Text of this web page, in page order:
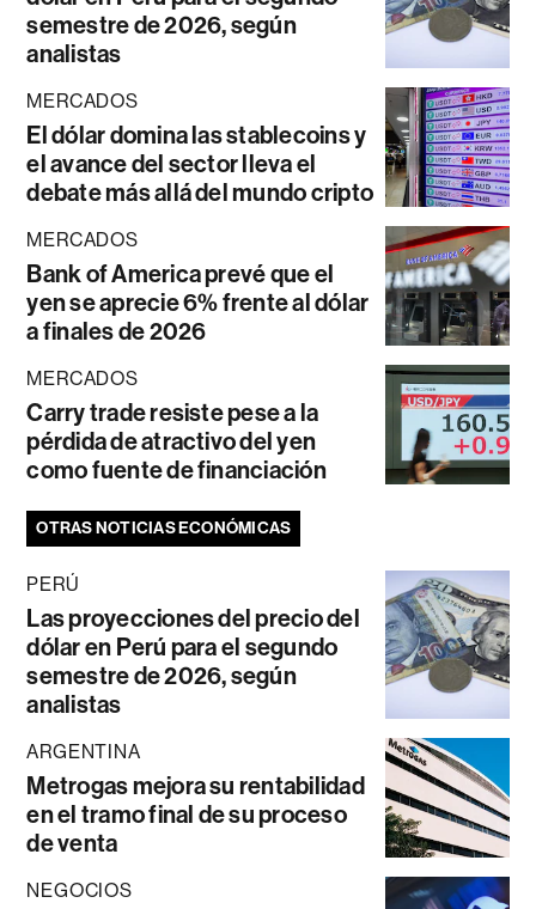
semestre de 2026, según
analistas
MERCADOS
El dólar domina las stablecoins y
el avance del sector lleva el
debate más allá del mundo cripto
MERCADOS
Bank of America prevé que el
yen se aprecie 6% frente al dólar
a finales de 2026
MERCADOS
Carry trade resiste pese a la
pérdida de atractivo del yen
como fuente de financiación
OTRAS NOTICIAS ECONÓMICAS
PERÚ
Las proyecciones del precio del
dólar en Perú para el segundo
semestre de 2026, según
analistas
ARGENTINA
Metrogas mejora su rentabilidad
en el tramo final de su proceso
de venta
NEGOCIOS